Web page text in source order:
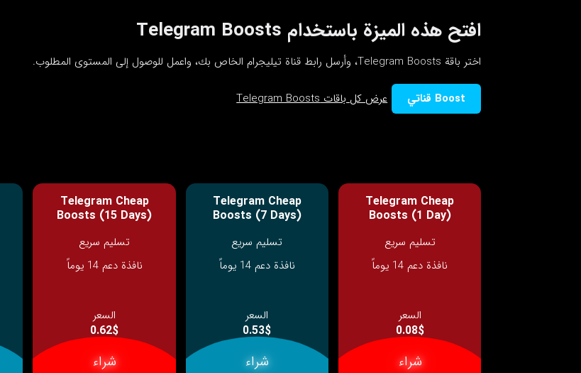
افتح هذه الميزة باستخدام Telegram Boosts
اختر باقة Telegram Boosts، وأرسل رابط قناة تيليجرام الخاص بك، واعمل للوصول إلى المستوى المطلوب.
Boost قناتي عرض كل باقات Telegram Boosts
Telegram Cheap
Boosts (1 Day)
تسليم سريع
نافذة دعم 14 يوماً
السعر
0.08$
شراء
Telegram Cheap
Boosts (7 Days)
تسليم سريع
نافذة دعم 14 يوماً
السعر
0.53$
شراء
Telegram Cheap
Boosts (15 Days)
تسليم سريع
نافذة دعم 14 يوماً
السعر
0.62$
شراء